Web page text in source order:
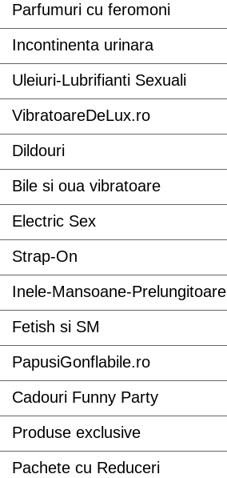
Parfumuri cu feromoni
Incontinenta urinara
Uleiuri-Lubrifianti Sexuali
VibratoareDeLux.ro
Dildouri
Bile si oua vibratoare
Electric Sex
Strap-On
Inele-Mansoane-Prelungitoare
Fetish si SM
PapusiGonflabile.ro
Cadouri Funny Party
Produse exclusive
Pachete cu Reduceri